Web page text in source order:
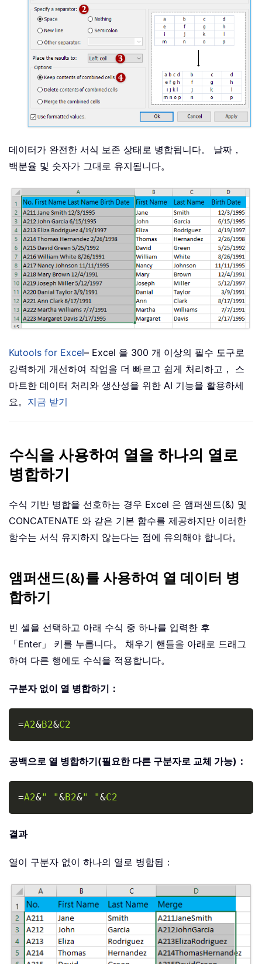
데이터가 완전한 서식 보존 상태로 병합됩니다。 날짜，
백분율 및 숫자가 그대로 유지됩니다。
Kutools for Excel– Excel 을 300 개 이상의 필수 도구로
강력하게 개선하여 작업을 더 빠르고 쉽게 처리하고， 스
마트한 데이터 처리와 생산성을 위한 AI 기능을 활용하세
요。 지금 받기
수식을 사용하여 열을 하나의 열로
병합하기
수식 기반 병합을 선호하는 경우 Excel 은 앰퍼샌드(&) 및
CONCATENATE 와 같은 기본 함수를 제공하지만 이러한
함수는 서식 유지하지 않는다는 점에 유의해야 합니다。
앰퍼샌드(&)를 사용하여 열 데이터 병
합하기
빈 셀을 선택하고 아래 수식 중 하나를 입력한 후
「Enter」 키를 누릅니다。 채우기 핸들을 아래로 드래그
하여 다른 행에도 수식을 적용합니다。
구분자 없이 열 병합하기：
=A2&B2&C2
공백으로 열 병합하기(필요한 다른 구분자로 교체 가능)：
=A2&" "&B2&" "&C2
결과
열이 구분자 없이 하나의 열로 병합됨：